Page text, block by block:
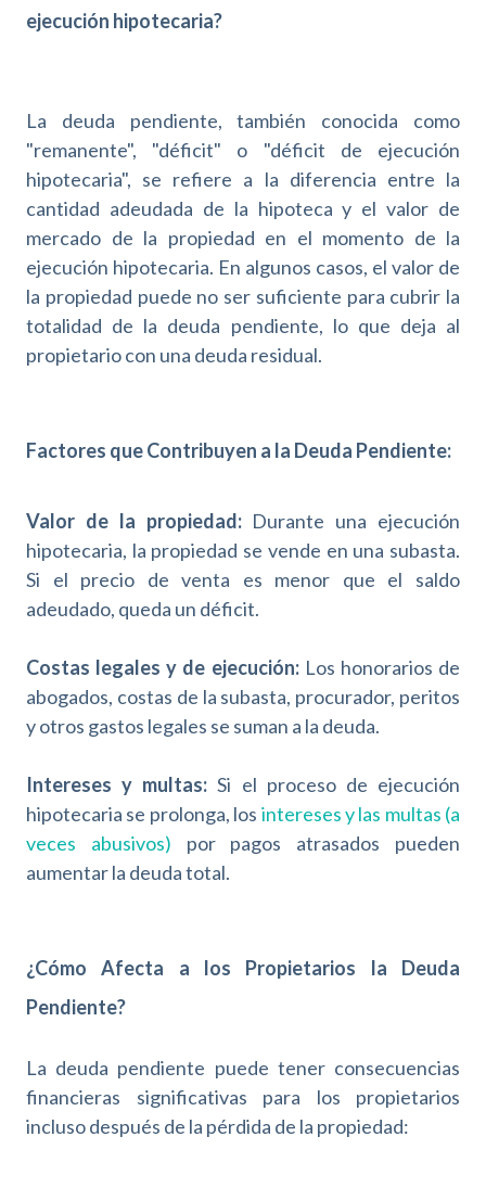
ejecución hipotecaria?
La deuda pendiente, también conocida como
"remanente", "déficit" o "déficit de ejecución
hipotecaria", se refiere a la diferencia entre la
cantidad adeudada de la hipoteca y el valor de
mercado de la propiedad en el momento de la
ejecución hipotecaria. En algunos casos, el valor de
la propiedad puede no ser suficiente para cubrir la
totalidad de la deuda pendiente, lo que deja al
propietario con una deuda residual.
Factores que Contribuyen a la Deuda Pendiente:
Valor de la propiedad:Durante una ejecución
hipotecaria, la propiedad se vende en una subasta.
Si el precio de venta es menor que el saldo
adeudado, queda un déficit.
Costas legales y de ejecución:Los honorarios de
abogados, costas de la subasta, procurador, peritos
y otros gastos legales se suman a la deuda.
Intereses y multas: Si el proceso de ejecución
hipotecaria se prolonga, los intereses y las multas (a
veces abusivos) por pagos atrasados pueden
aumentar la deuda total.
¿Cómo Afecta a los Propietarios la Deuda
Pendiente?
La deuda pendiente puede tener consecuencias
financieras significativas para los propietarios
incluso después de la pérdida de la propiedad: